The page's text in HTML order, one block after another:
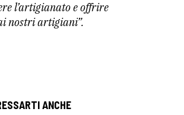
l’artigianato e offrire
nostri artigiani”.
ANCHE